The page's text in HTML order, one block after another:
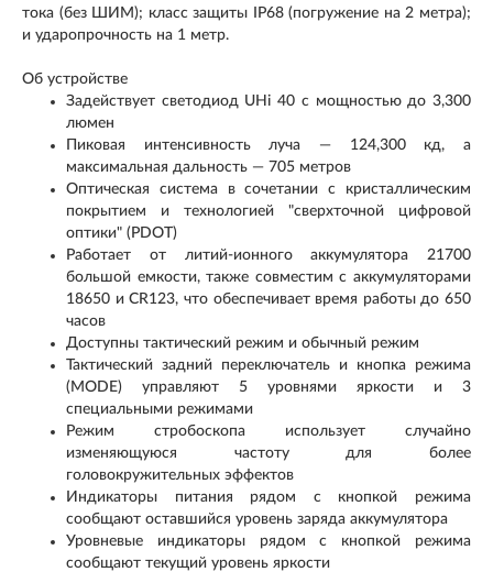
тока (без ШИМ); класс защиты IP68 (погружение на 2 метра);
и ударопрочность на 1 метр.
Об устройстве
Задействует светодиод UHi 40 с мощностью до 3,300
люмен
Пиковая интенсивность луча — 124,300 кд, а
максимальная дальность — 705 метров
Оптическая система в сочетании с кристаллическим
покрытием и технологией "сверхточной цифровой
оптики" (PDOT)
Работает от литий-ионного аккумулятора 21700
большой емкости, также совместим с аккумуляторами
18650 и CR123, что обеспечивает время работы до 650
часов
Доступны тактический режим и обычный режим
Тактический задний переключатель и кнопка режима
(MODE) управляют 5 уровнями яркости и 3
специальными режимами
Режим стробоскопа использует случайно
изменяющуюся частоту для более
головокружительных эффектов
Индикаторы питания рядом с кнопкой режима
сообщают оставшийся уровень заряда аккумулятора
Уровневые индикаторы рядом с кнопкой режима
сообщают текущий уровень яркости